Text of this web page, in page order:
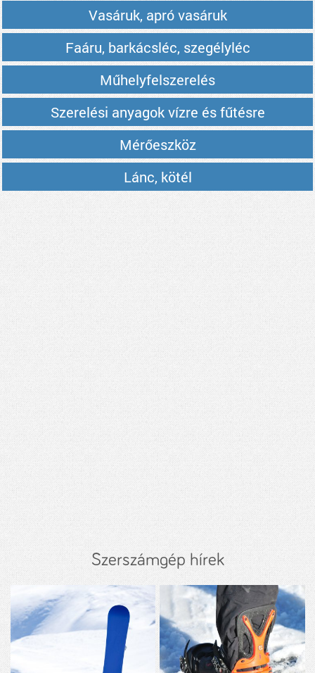
Vasáruk, apró vasáruk
Faáru, barkácsléc, szegélyléc
Műhelyfelszerelés
Szerelési anyagok vízre és fűtésre
Mérőeszköz
Lánc, kötél
Szerszámgép hírek